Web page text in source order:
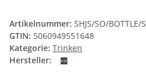
Artikelnummer: SHJS/SO/BOTTLE/S
GTIN: 5060949551648
Kategorie: Trinken
Hersteller: